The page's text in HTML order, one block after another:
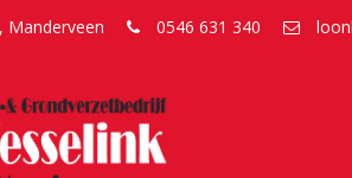
Manderveen 0546 631 340